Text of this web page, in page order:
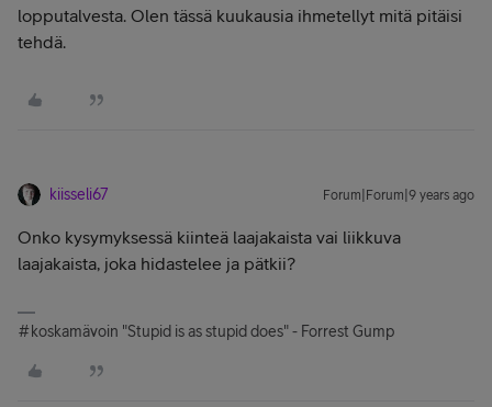
lopputalvesta. Olen tässä kuukausia ihmetellyt mitä pitäisi
tehdä.
kiisseli67 Forum|Forum|9 years ago
Onko kysymyksessä kiinteä laajakaista vai liikkuva
laajakaista, joka hidastelee ja pätkii?
#koskamävoin "Stupid is as stupid does" - Forrest Gump